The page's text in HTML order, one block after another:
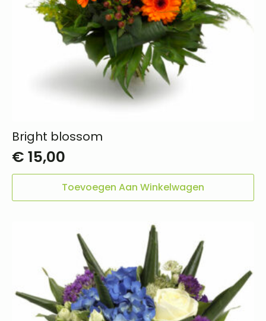
Bright blossom
€ 15,00
Toevoegen Aan Winkelwagen